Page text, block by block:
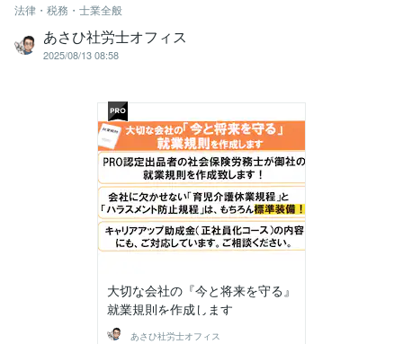
法律・税務・士業全般
あさひ社労士オフィス
2025/08/13 08:58
大切な会社の『今と将来を守る』
就業規則を作成します
あさひ社労士オフィス